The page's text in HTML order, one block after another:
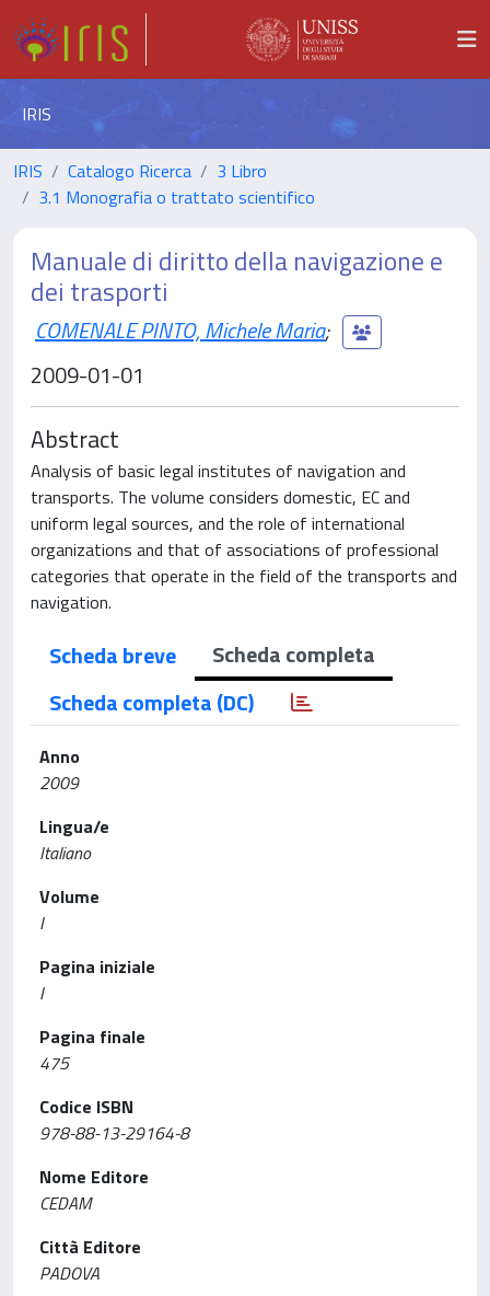
IRIS
IRIS Catalogo Ricerca
3 Libro
3.1 Monografia o trattato scientifico
Manuale di diritto della navigazione e
dei trasporti
COMENALE PINTO, Michele Maria;
2009-01-01
Abstract
Analysis of basic legal institutes of navigation and
transports. The volume considers domestic, EC and
uniform legal sources, and the role of international
organizations and that of associations of professional
categories that operate in the field of the transports and
navigation.
Scheda breve
Scheda completa
Scheda completa (DC)
Anno
2009
Lingua/e
Italiano
Volume
I
Pagina iniziale
I
Pagina finale
475
Codice ISBN
978-88-13-29164-8
Nome Editore
CEDAM
Città Editore
PADOVA